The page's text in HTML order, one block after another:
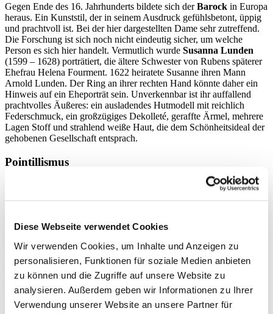
Diese Webseite verwendet Cookies
Wir verwenden Cookies, um Inhalte und Anzeigen zu
personalisieren, Funktionen für soziale Medien anbieten
zu können und die Zugriffe auf unsere Website zu
analysieren. Außerdem geben wir Informationen zu Ihrer
Verwendung unserer Website an unsere Partner für
Gegen Ende des 16. Jahrhunderts bildete sich derBarock in Europa
heraus. Ein Kunststil, der in seinem Ausdruck gefühlsbetont, üppig
und prachtvoll ist. Bei der hier dargestellten Dame sehr zutreffend.
Die Forschung ist sich noch nicht eindeutig sicher, um welche
Person es sich hier handelt. Vermutlich wurde Susanna Lunden
(1599 – 1628) porträtiert, die ältere Schwester von Rubens späterer
Ehefrau Helena Fourment. 1622 heiratete Susanne ihren Mann
Arnold Lunden. Der Ring an ihrer rechten Hand könnte daher ein
Hinweis auf ein Eheporträt sein. Unverkennbar ist ihr auffallend
prachtvolles Äußeres: ein ausladendes Hutmodell mit reichlich
Federschmuck, ein großzügiges Dekolleté, geraffte Ärmel, mehrere
Lagen Stoff und strahlend weiße Haut, die dem Schönheitsideal der
gehobenen Gesellschaft entsprach.
Pointillismus
(1859 – 1891) hat mit
1889 und 1910.
Das Gemälde zeigt Personen aus unterschiedlichen
gesellschaftlichen Schichten am Ufer der Seine.»La Grande Jatte«
ist eine zwei Kilometer lange Insel im Fluss, die sich im Westen von
Paris befindet. Die Menschen wirken starr und unbeweglich und
außerdem charakteristisch für den Pointillismus: Das gesamte Werk
scheint wie aus winzigen Punkten zusammengesetzt. Nicht zu